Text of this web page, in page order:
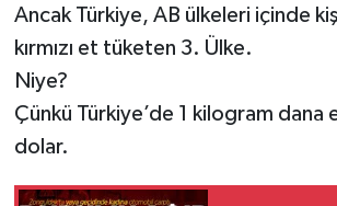
Ancak Türkiye, AB ülkeleri içinde
kırmızı et tüketen 3. Ülke.
Niye?
Çünkü Türkiye’de 1 kilogram dana
dolar.